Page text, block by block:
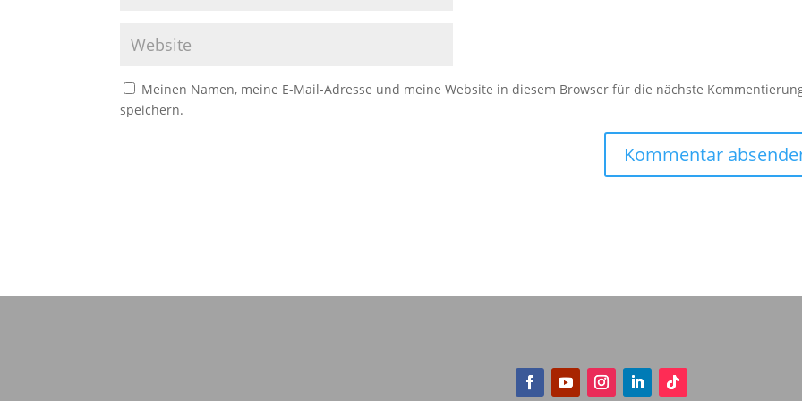
Meinen Namen, meine E-Mail-Adresse und meine Website in diesem Browser für die nächste
speichern.